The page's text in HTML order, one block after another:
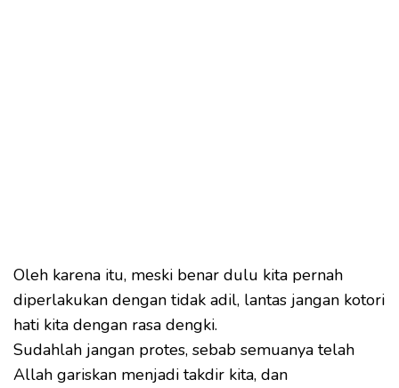
Oleh karena itu, meski benar dulu kita pernah
diperlakukan dengan tidak adil, lantas jangan kotori
hati kita dengan rasa dengki.
Sudahlah jangan protes, sebab semuanya telah
Allah gariskan menjadi takdir kita, dan